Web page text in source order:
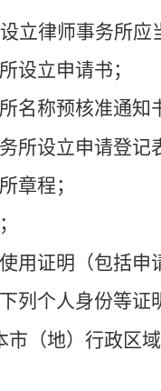
立律师事务所应
立申请书；
称预核准通知
设立申请登记
程；
证明（包括申
个人身份等证
市（地）行政区